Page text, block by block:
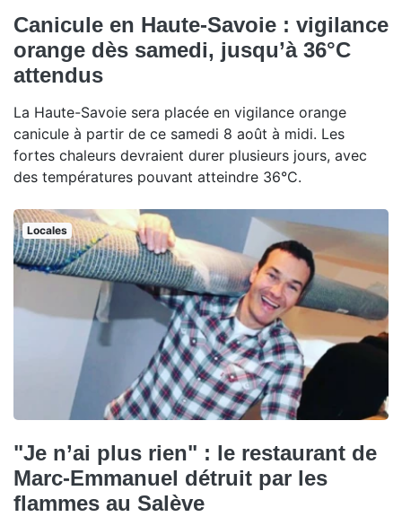
Canicule en Haute-Savoie : vigilance
orange dès samedi, jusqu’à 36°C
attendus
La Haute-Savoie sera placée en vigilance orange
canicule à partir de ce samedi 8 août à midi. Les
fortes chaleurs devraient durer plusieurs jours, avec
des températures pouvant atteindre 36°C.
Locales
"Je n’ai plus rien" : le restaurant de
Marc-Emmanuel détruit par les
flammes au Salève